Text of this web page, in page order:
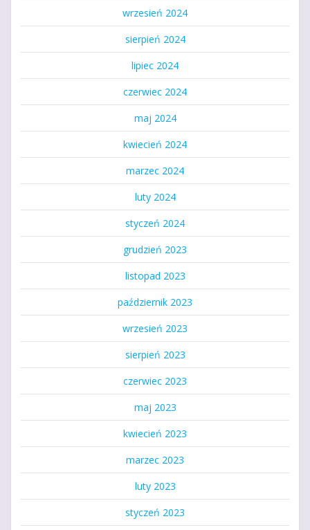
wrzesień 2024
sierpień 2024
lipiec 2024
czerwiec 2024
maj 2024
kwiecień 2024
marzec 2024
luty 2024
styczeń 2024
grudzień 2023
listopad 2023
październik 2023
wrzesień 2023
sierpień 2023
czerwiec 2023
maj 2023
kwiecień 2023
marzec 2023
luty 2023
styczeń 2023